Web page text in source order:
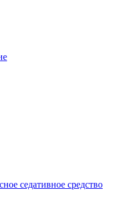
седативное средство